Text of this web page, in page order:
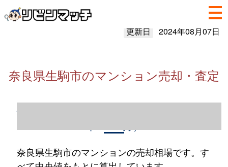
更新日 2024年08月07日
奈良県生駒市のマンション売却・査定
奈良県生駒市のマンション売却情報（2023
奈良県生駒市のマンションの売却相場です。す